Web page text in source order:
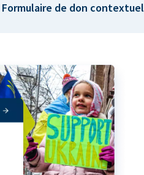
Formulaire de don contextuel